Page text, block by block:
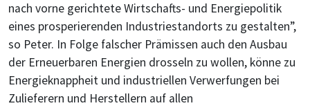
nach vorne gerichtete Wirtschafts- und Energiepolitik
eines prosperierenden Industriestandorts zu gestalten”,
so Peter. In Folge falscher Prämissen auch den Ausbau
der Erneuerbaren Energien drosseln zu wollen, könne zu
Energieknappheit und industriellen Verwerfungen bei
Zulieferern und Herstellern auf allen